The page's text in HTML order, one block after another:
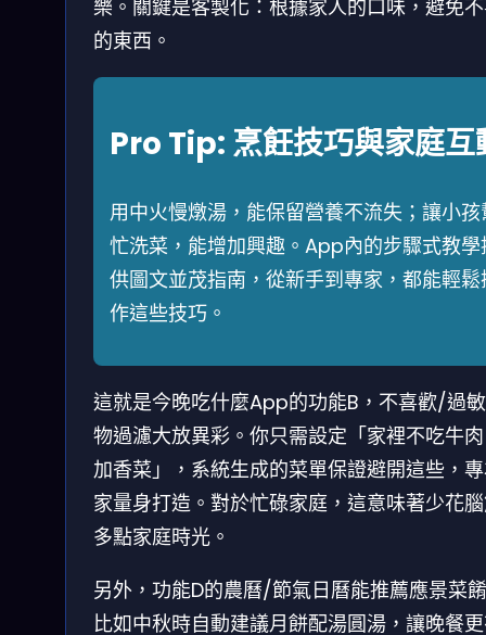
樂。關鍵是客製化：根據家人的口味，避免
的東西。
Pro Tip: 烹飪技巧與家庭互
用中火慢燉湯，能保留營養不流失；讓小孩
忙洗菜，能增加興趣。App內的步驟式教學
供圖文並茂指南，從新手到專家，都能輕鬆
作這些技巧。
這就是今晚吃什麼App的功能B，不喜歡/過
物過濾大放異彩。你只需設定「家裡不吃牛
加香菜」，系統生成的菜單保證避開這些，
家量身打造。對於忙碌家庭，這意味著少花
多點家庭時光。
另外，功能D的農曆/節氣日曆能推薦應景菜
比如中秋時自動建議月餅配湯圓湯，讓晚餐